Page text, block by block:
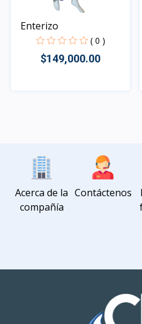
Enterizo
( 0 )
$149,000.00
Acerca de la
compañía
Contáctenos